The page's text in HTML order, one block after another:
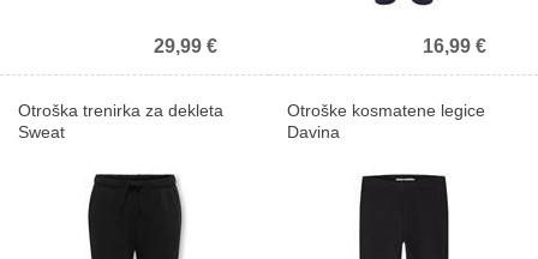
29,99 € 16,99 €
Otroška trenirka za dekleta
Sweat
Otroške kosmatene legice
Davina
Prejmite 10% popust na prvi nakup.
Prejmite 10% popust!